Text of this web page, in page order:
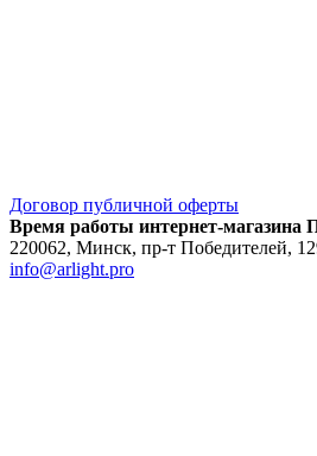
Договор публичной оферты
Время работы интернет-магазина
220062, Минск, пр-т Победителей,
info@arlight.pro